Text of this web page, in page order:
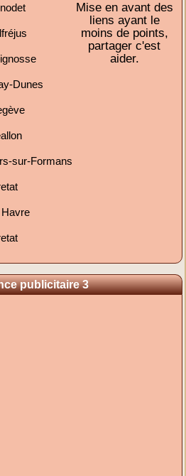
Dunes
sur-Formans
Mise en avant des
liens ayant le
moins de points,
partager c'est
aider.
publicitaire 3